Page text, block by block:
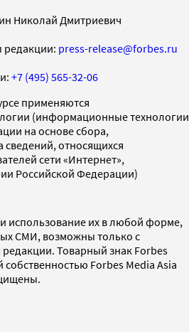
Николай Дмитриевич
редакции: press-release@forbes.ru
+7 (495) 565-32-06
применяются
(информационные технологии
на основе сбора,
сведений, относящихся
сети «Интернет»,
Российской Федерации)
использование их в любой форме,
СМИ, возможны только с
Товарный знак Forbes
Forbes Media Asia